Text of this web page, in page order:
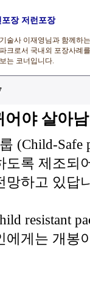
포장 저런포장
술사 이재영님과 함께하는
크로서 국내외 포장사례를
는 코너입니다.
어야 살아
(Child-Safe
도록 제조되
망하고 있답
resistant
에게는 개봉